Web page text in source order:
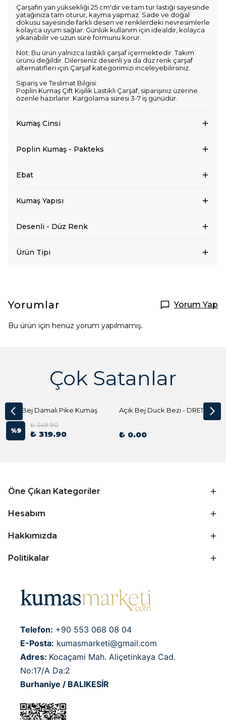
Çarşafın yan yüksekliği 25 cm'dir ve tam tur lastiği sayesinde
yatağınıza tam oturur, kayma yapmaz. Sade ve doğal
dokusu sayesinde farklı desen ve renklerdeki nevresimlerle
kolayca uyum sağlar. Günlük kullanım için idealdir, kolayca
yıkanabilir ve uzun süre formunu korur.
Not: Bu ürün yalnızca lastikli çarşaf içermektedir. Takım
ürünü değildir. Dilerseniz desenli ya da düz renk çarşaf
alternatifleri için Çarşaf kategorimizi inceleyebilirsiniz.
Sipariş ve Teslimat Bilgisi:
Poplin Kumaş Çift Kişilik Lastikli Çarşaf, siparişiniz üzerine
özenle hazırlanır. Kargolama süresi 3-7 iş günüdür.
Kumaş Cinsi
Poplin Kumaş - Pakteks
Ebat
Kumaş Yapısı
Desenli - Düz Renk
Ürün Tipi
Yorumlar Yorum Yap
Bu ürün için henüz yorum yapılmamış.
Çok Satanlar
Açık Bej Damalı Pike Kumaş
%9
₺ 349.90
₺ 319.90
Açık Bej Duck Bezi - DRE1144 Kumaş Peçete
₺ 0.00
Öne Çıkan Kategoriler
Hesabım
Hakkımızda
Politikalar
Telefon: +90 553 068 08 04
E-Posta: kumasmarketi@gmail.com
Adres: Kocaçami Mah. Aliçetinkaya Cad.
No:17/A Da:2
Burhaniye / BALIKESİR